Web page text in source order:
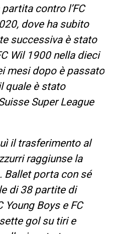
contro l’FC
dove ha subito
successiva è stato
Wil 1900 nella dieci
mesi dopo è passato
quale è stato
Super League
il trasferimento al
raggiunse la
Ballet porta con sé
di 38 partite di
Young Boys e FC
gol su tiri e